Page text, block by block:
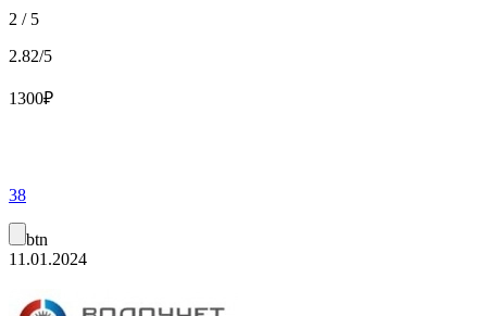
2 / 5
2.82/5
1300₽
38
btn
11.01.2024